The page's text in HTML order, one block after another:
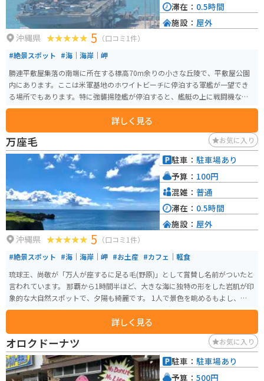
沖縄県 5 （口コミ1件）
#絶景スポット #海｜海岸｜岬
勝連平敷屋集落の南端に所在する標高70m余りの小さな丘陵で、平敷屋公園
内にあります。ここは米軍基地のホワイトビーチに停泊する軍艦が一望でき
る場所でもあります。特に強襲揚陸艦が停泊すると、艦艇の上に戦闘機など
も止まっていたりします。
詳しく見る
滞在： 0.5時間
施設： 屋外
万座毛 お気に入り
沖縄県 5 （口コミ1件）
#絶景スポット #海｜海岸｜岬 #お土産 #カフェ｜軽食
琉球王、尚敬が「万人が座するに足る毛(野原)」として賞賛し名前がついたと
言われています。 那覇から1時間半ほど、大きな海に独特の形をした岩肌が印
象的な大自然スポットで、夕陽も綺麗です。 1人で景色を眺めるもよし、仲間
と行って記念撮影するのもいいと思います。 風が強い冬はオススメできない
かも…。施設が新しくなり食事処や土産物もあります。万座毛限定の切手自販
機があります。遊歩道観覧料は100円です。
詳しく見る
駐車： 駐車場あり
予算： 100円
混雑： 普通
滞在： 0.5時間
施設： 屋外
オロクドーナツ お気に入り
駐車： 駐車場あり
予算： 500円